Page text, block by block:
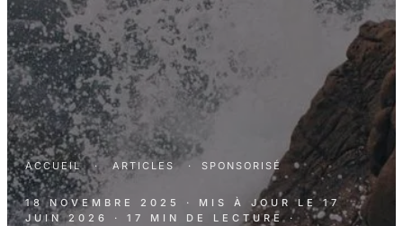
ACCUEIL · ARTICLES · SPONSORISÉ
18 NOVEMBRE 2025 · MIS À JOUR LE17
JUIN 2026
· 17 MIN DE LECTURE ·